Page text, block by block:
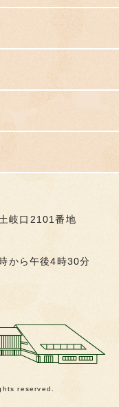
岐口2101番地
から午後4時30分
reserved.